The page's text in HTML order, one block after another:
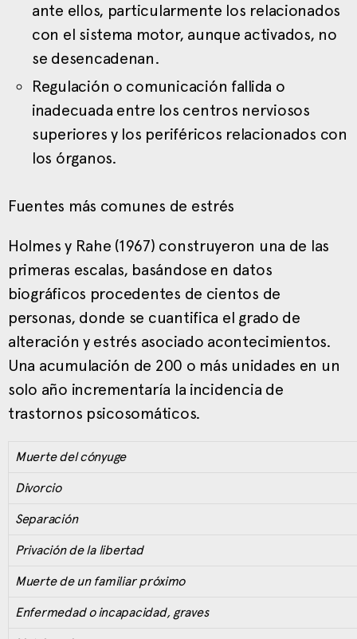
ante ellos, particularmente los relacionados
con el sistema motor, aunque activados, no
se desencadenan.
Regulación o comunicación fallida o
inadecuada entre los centros nerviosos
superiores y los periféricos relacionados con
los órganos.
Fuentes más comunes de estrés
Holmes y Rahe (1967) construyeron una de las
primeras escalas, basándose en datos
biográficos procedentes de cientos de
personas, donde se cuantifica el grado de
alteración y estrés asociado acontecimientos.
Una acumulación de 200 o más unidades en un
solo año incrementaría la incidencia de
trastornos psicosomáticos.
Muerte del cónyuge
Divorcio
Separación
Privación de la libertad
Muerte de un familiar próximo
Enfermedad o incapacidad, graves